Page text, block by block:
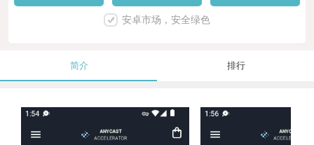
安卓市场，安全绿色
简介 排行